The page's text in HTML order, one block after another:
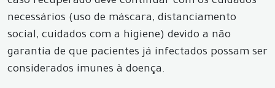
necessários (uso de máscara, distanciamento
social, cuidados com a higiene) devido a não
garantia de que pacientes já infectados possam ser
considerados imunes à doença.